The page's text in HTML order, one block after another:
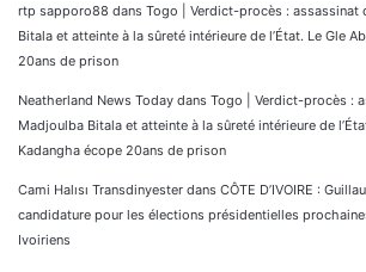
rtp sapporo88 dans Togo | Verdict-procès : assassinat
Bitala et atteinte à la sûreté intérieure de l’État. Le Gle
20ans de prison
Neatherland News Today dans Togo | Verdict-procès :
Madjoulba Bitala et atteinte à la sûreté intérieure de
Kadangha écope 20ans de prison
Cami Halısı Transdinyester dans CÔTE D’IVOIRE :
candidature pour les élections présidentielles
Ivoiriens